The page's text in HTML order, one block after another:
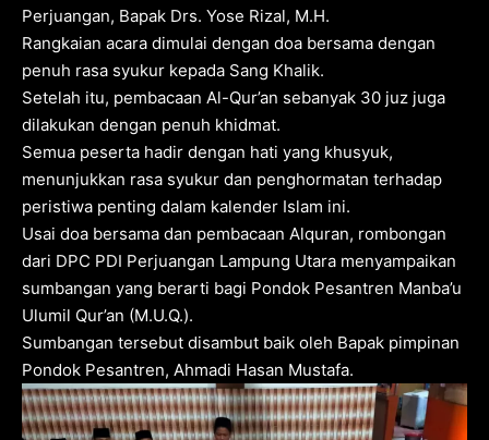
Perjuangan, Bapak Drs. Yose Rizal, M.H.
Rangkaian acara dimulai dengan doa bersama dengan
penuh rasa syukur kepada Sang Khalik.
Setelah itu, pembacaan Al-Qur’an sebanyak 30 juz juga
dilakukan dengan penuh khidmat.
Semua peserta hadir dengan hati yang khusyuk,
menunjukkan rasa syukur dan penghormatan terhadap
peristiwa penting dalam kalender Islam ini.
Usai doa bersama dan pembacaan Alquran, rombongan
dari DPC PDI Perjuangan Lampung Utara menyampaikan
sumbangan yang berarti bagi Pondok Pesantren Manba’u
Ulumil Qur’an (M.U.Q.).
Sumbangan tersebut disambut baik oleh Bapak pimpinan
Pondok Pesantren, Ahmadi Hasan Mustafa.